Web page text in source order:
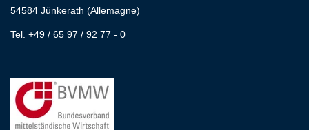
54584 Jünkerath (Allemagne)
Tel. +49 / 65 97 / 92 77 - 0